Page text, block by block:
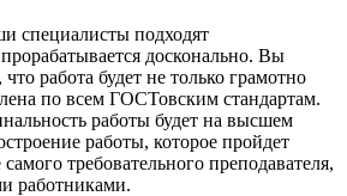
специалисты подходят
досконально. Вы
работа будет не только грамотно
по всем ГОСТовским стандартам.
работы будет на высшем
работы, которое пройдет
требовательного преподавателя,
работниками.